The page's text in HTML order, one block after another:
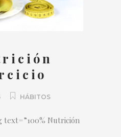
HÁBITOS
text=”100% Nutrición